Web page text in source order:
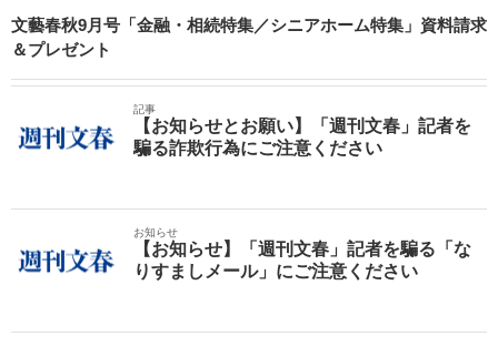
文藝春秋9月号「金融・相続特集／シニアホーム特集」資料請求
＆プレゼント
記事
【お知らせとお願い】「週刊文春」記者を
騙る詐欺行為にご注意ください
お知らせ
【お知らせ】「週刊文春」記者を騙る「な
りすましメール」にご注意ください